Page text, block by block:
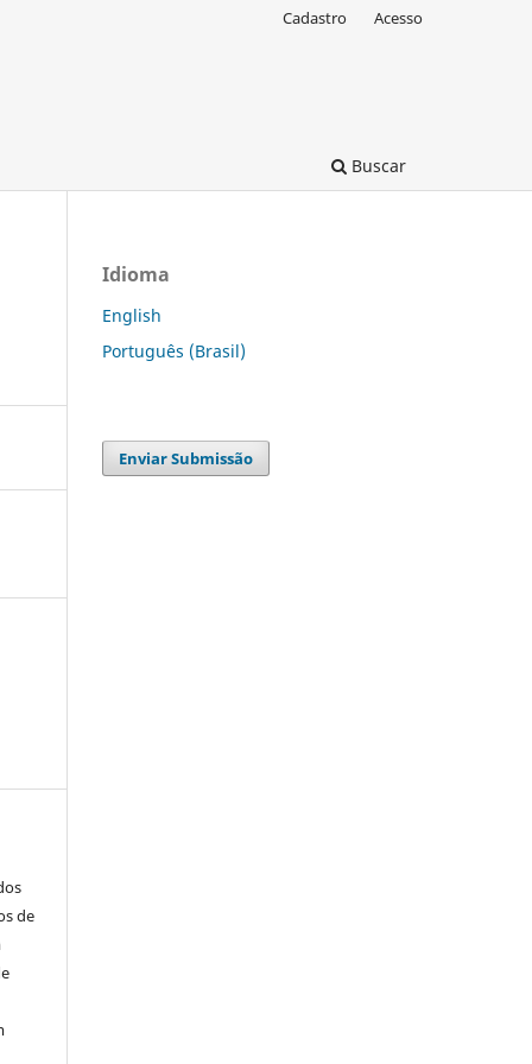
Buscar
Cadastro Acesso
de
Idioma
English
Português (Brasil)
Enviar Submissão